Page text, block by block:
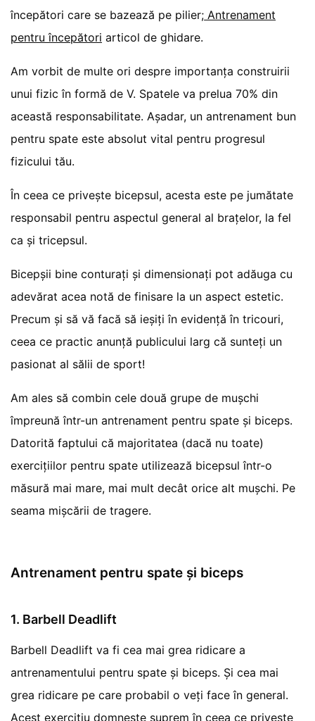
începători care se bazează pe pilier; Antrenament
pentru începători articol de ghidare.
Am vorbit de multe ori despre importanța construirii
unui fizic în formă de V. Spatele va prelua 70% din
această responsabilitate. Așadar, un antrenament bun
pentru spate este absolut vital pentru progresul
fizicului tău.
În ceea ce privește bicepsul, acesta este pe jumătate
responsabil pentru aspectul general al brațelor, la fel
ca și tricepsul.
Bicepșii bine conturați și dimensionați pot adăuga cu
adevărat acea notă de finisare la un aspect estetic.
Precum și să vă facă să ieșiți în evidență în tricouri,
ceea ce practic anunță publicului larg că sunteți un
pasionat al sălii de sport!
Am ales să combin cele două grupe de mușchi
împreună într-un antrenament pentru spate și biceps.
Datorită faptului că majoritatea (dacă nu toate)
exercițiilor pentru spate utilizează bicepsul într-o
măsură mai mare, mai mult decât orice alt mușchi. Pe
seama mișcării de tragere.
Antrenament pentru spate și biceps
1. Barbell Deadlift
Barbell Deadlift va fi cea mai grea ridicare a
antrenamentului pentru spate și biceps. Și cea mai
grea ridicare pe care probabil o veți face în general.
Acest exercițiu domnește suprem în ceea ce privește